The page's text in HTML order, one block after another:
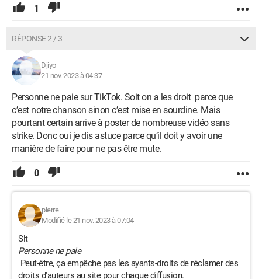
1
RÉPONSE 2 / 3
Djiyo
21 nov. 2023 à 04:37
Personne ne paie sur TikTok. Soit on a les droit parce que
c’est notre chanson sinon c’est mise en sourdine. Mais
pourtant certain arrive à poster de nombreuse vidéo sans
strike. Donc oui je dis astuce parce qu’il doit y avoir une
manière de faire pour ne pas être mute.
0
pierre
Modifié le 21 nov. 2023 à 07:04
Slt
Personne ne paie
Peut-être, ça empêche pas les ayants-droits de réclamer des
droits d'auteurs au site pour chaque diffusion.